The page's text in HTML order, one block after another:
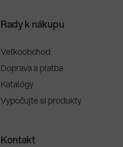
Rady k nákupu
Veľkoobchod
Doprava a platba
Katalógy
Vypočujte si produkty
Kontakt